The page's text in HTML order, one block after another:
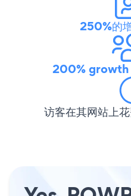
250%的
200% growth
访客在其网站上